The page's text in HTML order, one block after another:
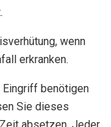
wenn
erkranken.
Eingriff benötigen
Sie dieses
absetzen. Jeder